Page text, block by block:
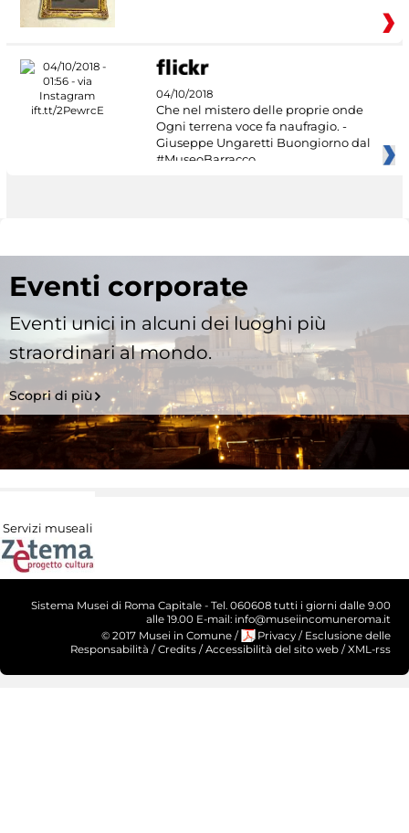
04/10/2018
Che nel mistero delle proprie onde
Ogni terrena voce fa naufragio. -
Giuseppe Ungaretti Buongiorno dal
#MuseoBarracco
Eventi corporate
Eventi unici in alcuni dei luoghi più
straordinari al mondo.
Scopri di più
Servizi museali
Sistema Musei di Roma Capitale - Tel. 060608 tutti i giorni dalle 9.00
alle 19.00 E-mail: info@museiincomuneroma.it
© 2017 Musei in Comune / Privacy / Esclusione delle
Responsabilità / Credits / Accessibilità del sito web / XML-rss